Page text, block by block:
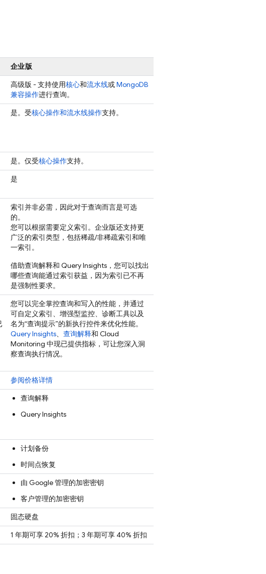
企业版
高级版 - 支持使用核心和流水线或MongoDB
兼容操作进行查询。
是。受核心操作和流水线操作支持。
是。仅受核心操作支持。
是
索引并非必需，因此对于查询而言是可选
的。
您可以根据需要定义索引。企业版还支持更
广泛的索引类型，包括稀疏/非稀疏索引和唯
一索引。
借助查询解释和 Query Insights，您可以找出
哪些查询能通过索引获益，因为索引已不再
是强制性要求。
您可以完全掌控查询和写入的性能，并通过
可自定义索引、增强型监控、诊断工具以及
名为“查询提示”的新执行控件来优化性能。
Query Insights、 查询解释和 Cloud
Monitoring 中现已提供指标，可让您深入洞
察查询执行情况。
参阅价格详情
查询解释
Query Insights
计划备份
时间点恢复
由 Google 管理的加密密钥
客户管理的加密密钥
固态硬盘
1 年期可享 20% 折扣；3 年期可享 40% 折扣